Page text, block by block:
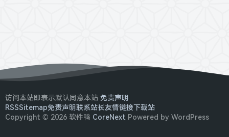
访问本站即表示默认同意本站 免责声明
RSSSitemap免责声明联系站长友情链接下载站
Copyright © 2026 软件鸭 CoreNext Powered by WordPress